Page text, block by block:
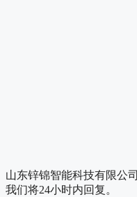
山东锌锦智能科技有限公司
我们将24小时内回复。